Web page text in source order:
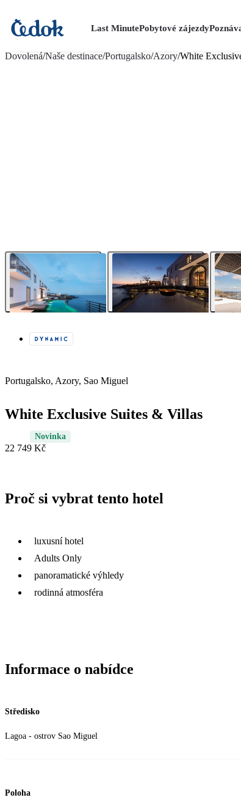
Last MinutePobytové zájezdy
Dovolená/Naše destinace/Portugalsko/Azory/White
Portugalsko, Azory, Sao Miguel
White Exclusive Suites & Villas
Novinka
22 749 Kč
Proč si vybrat tento hotel
luxusní hotel
Adults Only
panoramatické výhledy
rodinná atmosféra
Informace o nabídce
Středisko
Lagoa - ostrov Sao Miguel
Poloha